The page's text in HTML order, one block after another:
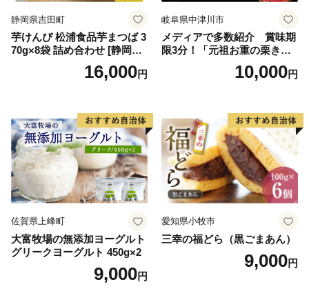
イン
静岡県吉田町
芋けんぴ 松浦食品芋まつば 3
70g×8袋 詰め合わせ [静岡伊
勢丹(松浦食品) 静岡県 吉田町
22424274] 芋ケンピ セット
16,000円
岐阜県中津川市
メディアで多数紹介 賞味期
限3分！「元祖お重の栗きん
とんモンブラン」 【未来の
ご褒美】スイーツ 栗 モンブ
子 菓子 F4N-2298
10,000円
佐賀県上峰町
大富牧場の無添加ヨーグルト
グリークヨーグルト 450g×2
9,000円
愛知県小牧市
三幸の福どら（黒ごまあん）
9,000円